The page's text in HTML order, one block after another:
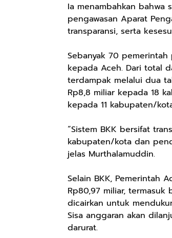
Ia menambahkan
pengawasan Aparat
transparansi, serta
Sebanyak 70
kepada Aceh. Dari total
terdampak melalui dua
Rp8,8 miliar kepada 18
kepada 11 kabupaten/
“Sistem BKK bersifat
kabupaten/kota dan
jelas Murthalamuddin.
Selain BKK, Pemerintah
Rp80,97 miliar, termasuk
dicairkan untuk
Sisa anggaran akan
darurat.